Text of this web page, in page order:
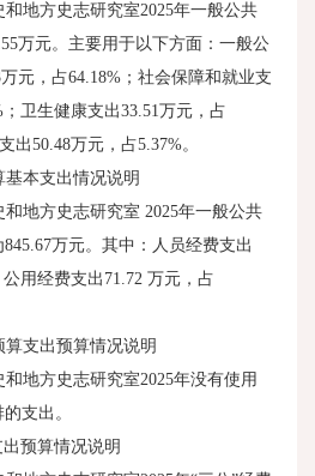
地方史志研究室2025年一般公共
万元。主要用于以下方面：一般公
万元，占64.18% ；社会保障和就业支
；卫生健康支出33.51万元，占
出50.48万元，占5.37%。
本支出情况说明
地方史志研究室 2025年一般公共
845.67万元。其中：人员经费支出
公用经费支出 71.72 万元，占
支出预算情况说明
地方史志研究室2025年没有使用
支出。
出预算情况说明